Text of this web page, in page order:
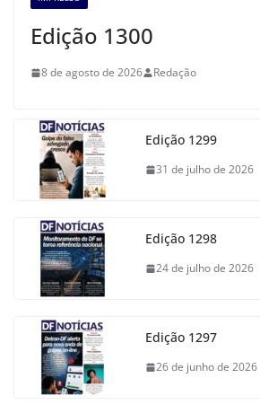
Edição 1300
8 de agosto de 2026 Redação
Edição 1299
31 de julho de 2026
Edição 1298
24 de julho de 2026
Edição 1297
26 de junho de 2026